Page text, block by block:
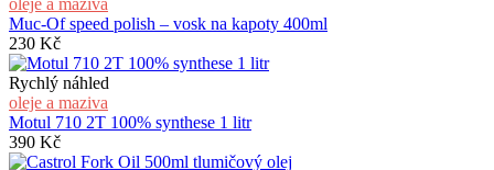
Muc-Of speed polish – vosk na kapoty 400ml
230 Kč
Rychlý náhled
oleje a maziva
Motul 710 2T 100% synthese 1 litr
390 Kč